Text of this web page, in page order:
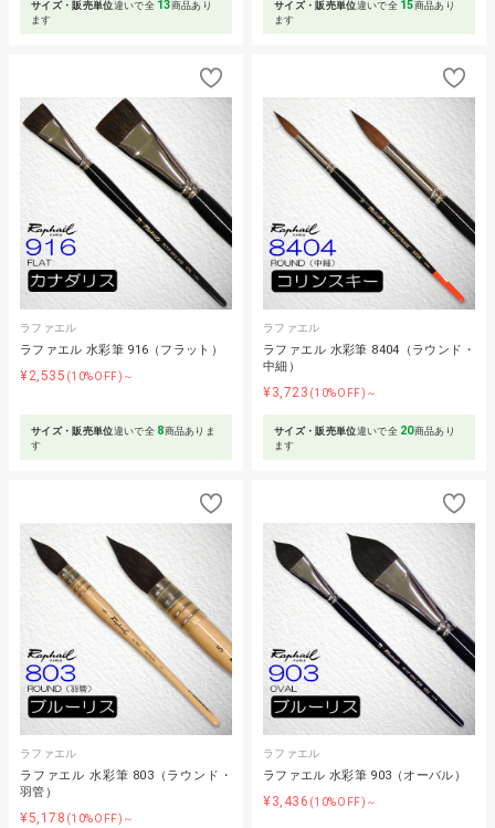
サイズ・販売単位違いで全 13商品あり
ます
サイズ・販売単位違いで全 15商品あり
ます
ラファエル
ラファエル 水彩筆 916（フラット）
¥2,535 (10%OFF)～
サイズ・販売単位違いで全 8商品ありま
す
ラファエル
ラファエル 水彩筆 8404（ラウンド・
中細）
¥3,723 (10%OFF)～
サイズ・販売単位違いで全 20商品あり
ます
ラファエル
ラファエル 水彩筆 803（ラウンド・
羽管）
¥5,178 (10%OFF)～
ラファエル
ラファエル 水彩筆 903（オーバル）
¥3,436 (10%OFF)～